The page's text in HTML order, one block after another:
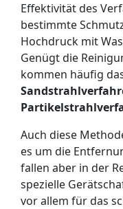
Effektivität des
bestimmte
Hochdruck mit
Genügt die
kommen häufig
Auch diese
es um die
fallen aber in der
spezielle
vor allem für das